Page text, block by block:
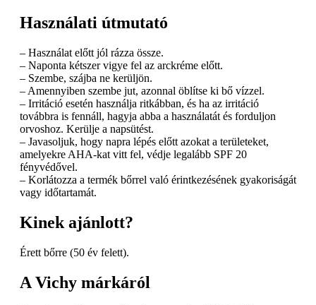
Használati útmutató
– Használat előtt jól rázza össze.
– Naponta kétszer vigye fel az arckréme előtt.
– Szembe, szájba ne kerüljön.
– Amennyiben szembe jut, azonnal öblítse ki bő vízzel.
– Irritáció esetén használja ritkábban, és ha az irritáció
továbbra is fennáll, hagyja abba a használatát és forduljon
orvoshoz. Kerülje a napsütést.
– Javasoljuk, hogy napra lépés előtt azokat a területeket,
amelyekre AHA-kat vitt fel, védje legalább SPF 20
fényvédővel.
– Korlátozza a termék bőrrel való érintkezésének gyakoriságát
vagy időtartamát.
Kinek ajánlott?
Érett bőrre (50 év felett).
A Vichy márkáról